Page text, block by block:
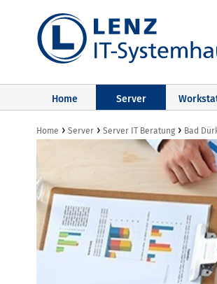
Home Server
Home › Server › Server IT Beratung › Bad